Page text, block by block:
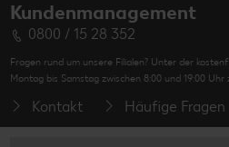
Kundenmanagement
0800 / 15 28 352
Fragen rund um unsere Filialen? Unter der
Montag bis Samstag zwischen 8:00 und 19:00 Uhr
Kontakt Häufige Fragen